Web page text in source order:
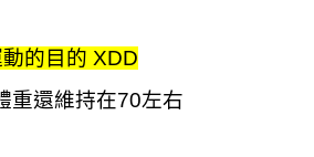
的目的 XDD
重還維持在70左右